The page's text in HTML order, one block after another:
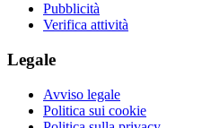
Pubblicità
Verifica attività
Legale
Avviso legale
Politica sui cookie